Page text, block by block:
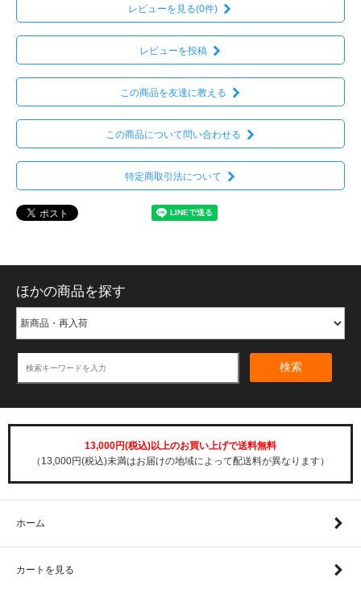
レビューを見る(0件)
レビューを投稿
この商品を友達に教える
この商品について問い合わせる
特定商取引法について
ほかの商品を探す
検索
13,000円(税込)以上のお買い上げで送料無料
（13,000円(税込)未満はお届けの地域によって配送料が異なります）
ホーム
カートを見る